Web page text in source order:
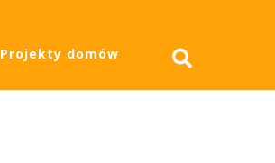
Projekty domów